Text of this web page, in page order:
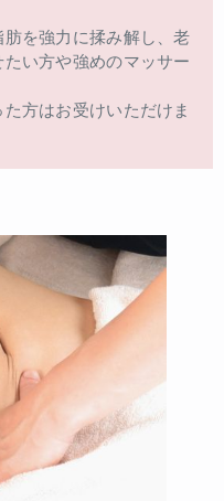
を強力に揉み解し、老
い方や強めのマッサー
方はお受けいただけま